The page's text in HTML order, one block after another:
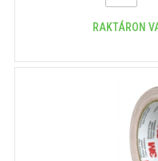
RAKTÁRON